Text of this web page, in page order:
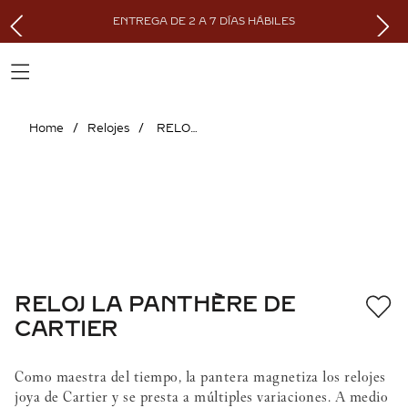
ENTREGA DE 2 A 7 DÍAS HÁBILES
Relojes RELOJ LA PANTHÈRE DE CARTIER
RELOJ LA PANTHÈRE DE
CARTIER
Como maestra del tiempo, la pantera magnetiza los relojes
joya de Cartier y se presta a múltiples variaciones. A medio